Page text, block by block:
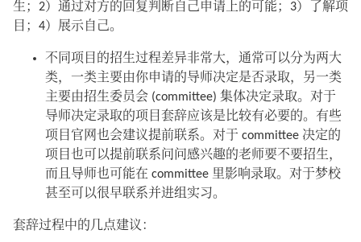
生；2）通过对方的回复判断自己申请上的可能；3）了解项
目；4）展示自己。
不同项目的招生过程差异非常大，通常可以分为两大
类，一类主要由你申请的导师决定是否录取，另一类
主要由招生委员会 (committee) 集体决定录取。对于
导师决定录取的项目套辞应该是比较有必要的。有些
项目官网也会建议提前联系。对于 committee 决定的
项目也可以提前联系问问感兴趣的老师要不要招生，
而且导师也可能在 committee 里影响录取。对于梦校
甚至可以很早联系并进组实习。
套辞过程中的几点建议：